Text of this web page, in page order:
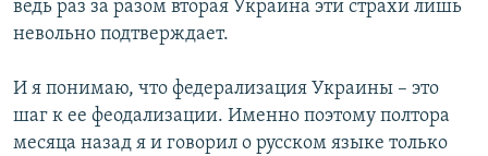
ведь раз за разом вторая Украина эти страхи лишь
невольно подтверждает.
И я понимаю, что федерализация Украины – это
шаг к ее феодализации. Именно поэтому полтора
месяца назад я и говорил о русском языке только